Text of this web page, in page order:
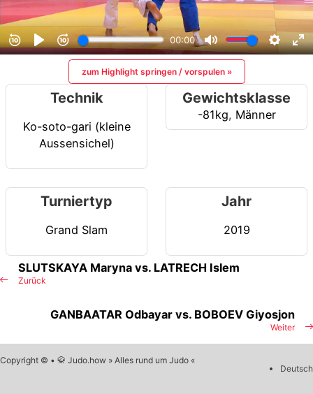
zum Highlight springen / vorspulen »
Technik
Ko-soto-gari (kleine
Aussensichel)
Gewichtsklasse
-81kg, Männer
Turniertyp
Grand Slam
Jahr
2019
Zurück
SLUTSKAYA Maryna vs. LATRECH Islem
Weiter
GANBAATAR Odbayar vs. BOBOEV Giyosjon
Copyright © • 🥋 Judo.how » Alles rund um Judo «
Deutsch